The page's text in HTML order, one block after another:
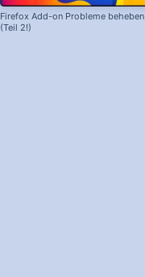
Firefox Add-on Probleme beheben
(Teil 2!)